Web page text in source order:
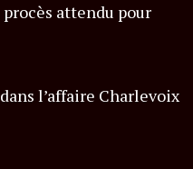
attendu pour
l’affaire Charlevoix